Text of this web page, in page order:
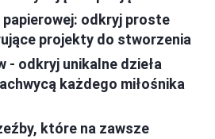
papierowej: odkryj proste
projekty do stworzenia
- odkryj unikalne dzieła
każdego miłośnika
które na zawsze